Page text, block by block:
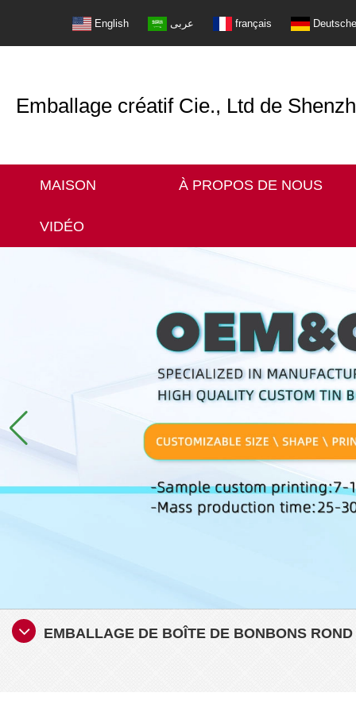
English عربى français Deutsche
Emballage créatif Cie., Ltd de
MAISON À PROPOS DE NOUS
VIDÉO
EMBALLAGE DE BOÎTE DE BONBONS